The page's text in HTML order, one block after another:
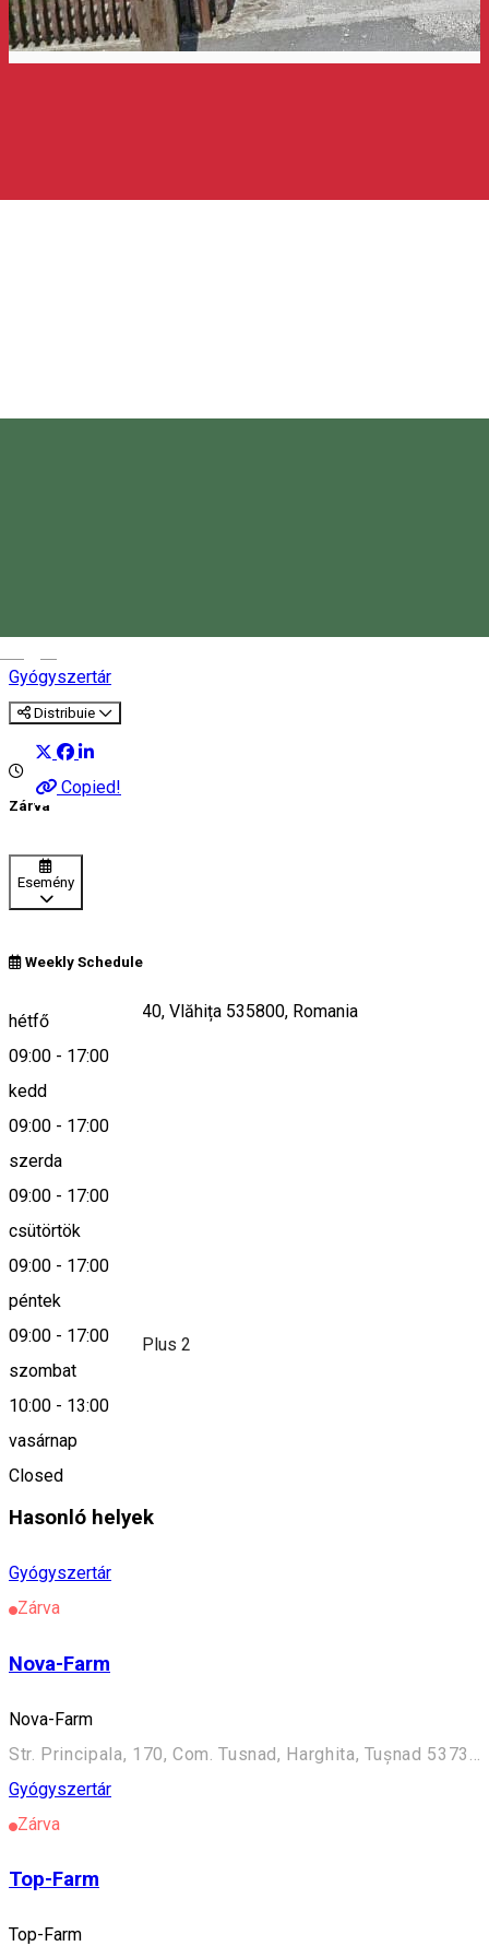
Gyógyszertár
Distribuie
Copied!
Zárva
Esemény
Weekly Schedule
hétfő
09:00 - 17:00
kedd
09:00 - 17:00
szerda
09:00 - 17:00
csütörtök
09:00 - 17:00
péntek
09:00 - 17:00
szombat
10:00 - 13:00
vasárnap
Closed
Strada Republicii 40, Vlăhița 535800, Romania
Keresd térképen
Leírás
Farmacia Kamilla Plus 2
Település
Hasonló helyek
Gyógyszertár
Zárva
Nova-Farm
Nova-Farm
Gyógyszertár
Zárva
Top-Farm
Top-Farm